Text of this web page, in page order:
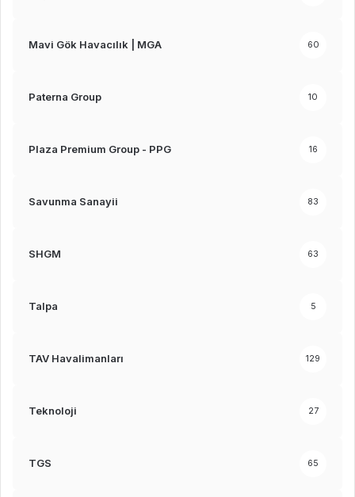
Mavi Gök Havacılık | MGA 60
Paterna Group 10
Plaza Premium Group - PPG 16
Savunma Sanayii 83
SHGM 63
Talpa 5
TAV Havalimanları 129
Teknoloji 27
TGS 65